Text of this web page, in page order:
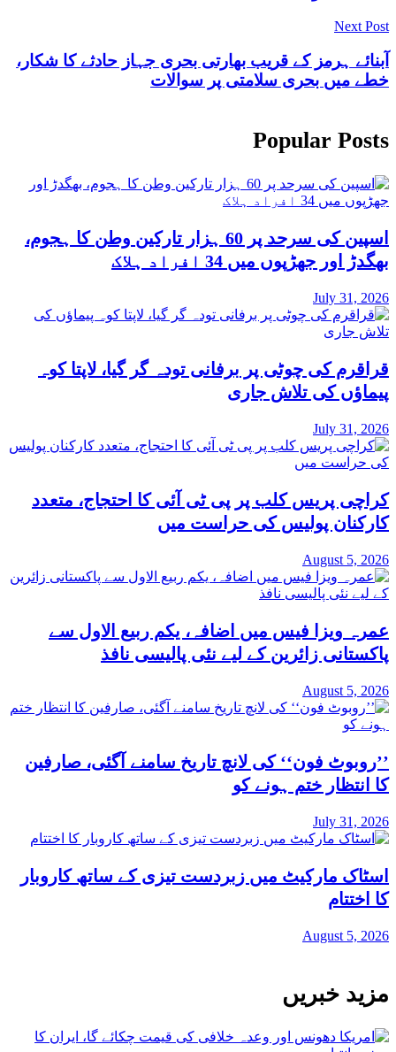
Next Post
آبنائے ہرمز کے قریب بھارتی بحری جہاز حادثے کا شکار،
خطے میں بحری سلامتی پر سوالات
Popular Posts
اسپین کی سرحد پر 60 ہزار تارکین وطن کا ہجوم،
بھگدڑ اور جھڑپوں میں 34 افراد ہلاک
July 31, 2026
قراقرم کی چوٹی پر برفانی تودہ گر گیا، لاپتا کوہ
پیماؤں کی تلاش جاری
July 31, 2026
کراچی پریس کلب پر پی ٹی آئی کا احتجاج، متعدد
کارکنان پولیس کی حراست میں
August 5, 2026
عمرہ ویزا فیس میں اضافہ، یکم ربیع الاول سے
پاکستانی زائرین کے لیے نئی پالیسی نافذ
August 5, 2026
’’روبوٹ فون‘‘ کی لانچ تاریخ سامنے آگئی، صارفین
کا انتظار ختم ہونے کو
July 31, 2026
اسٹاک مارکیٹ میں زبردست تیزی کے ساتھ کاروبار
کا اختتام
August 5, 2026
مزید خبریں